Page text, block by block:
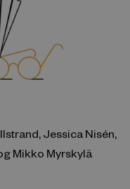
Jessica Nisén,
Mikko Myrskylä